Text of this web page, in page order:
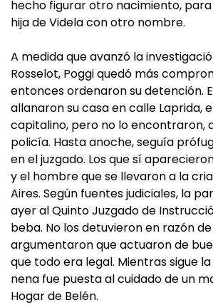
hecho figurar otro nacimiento,
hija de Videla con otro nombre.
A medida que avanzó la
Rosselot, Poggi quedó más
entonces ordenaron su detención.
allanaron su casa en calle Laprida,
capitalino, pero no lo encontraron,
policía. Hasta anoche, seguía
en el juzgado. Los que sí
y el hombre que se llevaron a la
Aires. Según fuentes judiciales, la
ayer al Quinto Juzgado de
beba. No los detuvieron en razón
argumentaron que actuaron de
que todo era legal. Mientras sigue
nena fue puesta al cuidado de un
Hogar de Belén.